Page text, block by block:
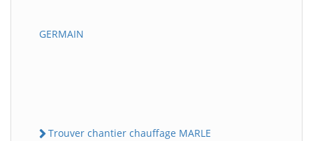
GERMAIN
Trouver chantier chauffage MARLE